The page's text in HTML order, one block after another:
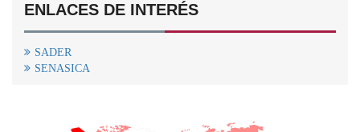
ENLACES DE INTERÉS
SADER
SENASICA